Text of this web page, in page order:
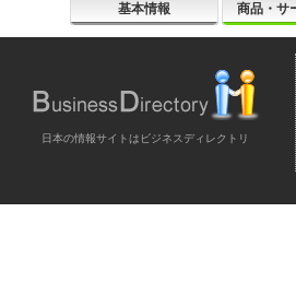
基本情報 商品・サ
日本の情報サイトはビジネスディレクトリ